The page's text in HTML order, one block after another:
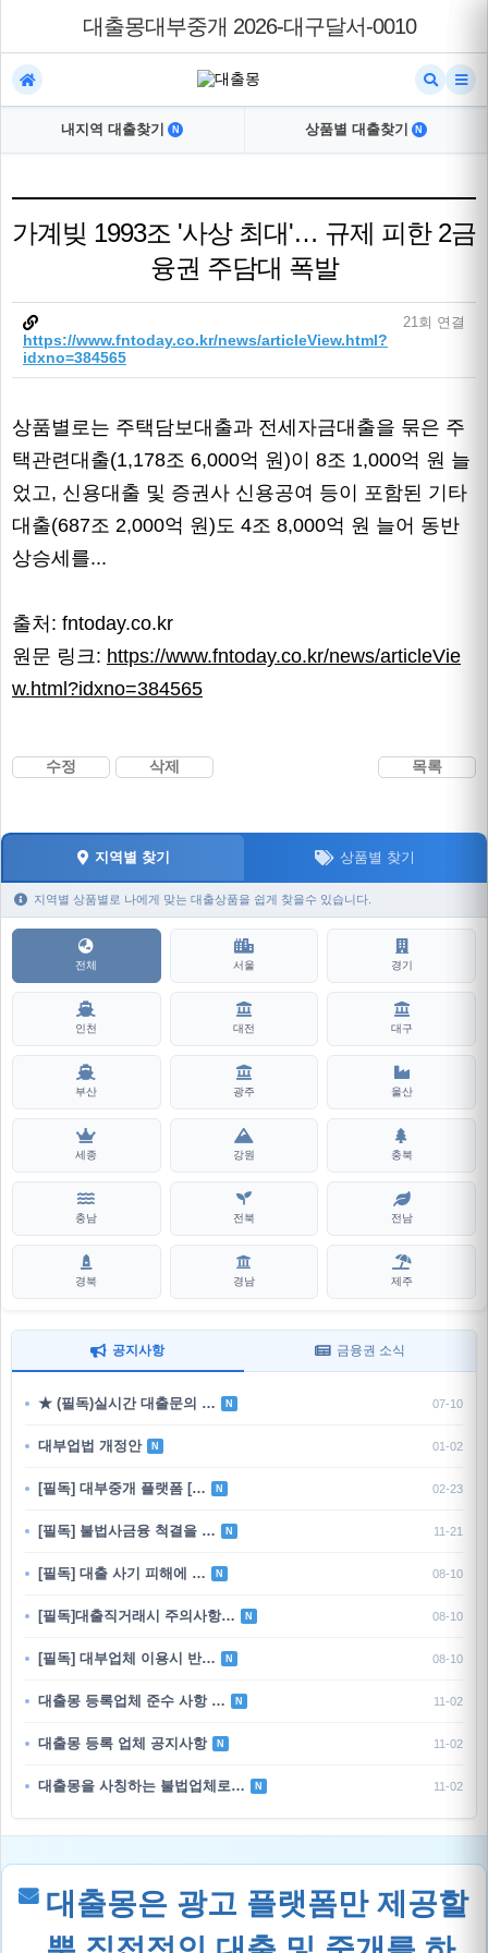
대출몽대부중개 2026-대구달서-0010
내지역 대출찾기 N 상품별 대출찾기 N
가계빚 1993조 '사상 최대'… 규제 피한 2금
융권 주담대 폭발
https://www.fntoday.co.kr/news/articleView.html?
idxno=384565
21회 연결
상품별로는 주택담보대출과 전세자금대출을 묶은 주
택관련대출(1,178조 6,000억 원)이 8조 1,000억 원 늘
었고, 신용대출 및 증권사 신용공여 등이 포함된 기타
대출(687조 2,000억 원)도 4조 8,000억 원 늘어 동반
상승세를...
출처: fntoday.co.kr
원문 링크: https://www.fntoday.co.kr/news/articleVie
w.html?idxno=384565
수정 삭제 목록
지역별 찾기 상품별 찾기
지역별 상품별로 나에게 맞는 대출상품을 쉽게 찾을수 있습니다.
전체 서울 경기
인천 대전 대구
부산 광주 울산
세종 강원 충북
충남 전북 전남
경북 경남 제주
공지사항 금융권 소식
★ (필독)실시간 대출문의 … N 07-10
대부업법 개정안 N 01-02
[필독] 대부중개 플랫폼 [… N 02-23
[필독] 불법사금융 척결을 … N 11-21
[필독] 대출 사기 피해에 … N 08-10
[필독]대출직거래시 주의사항… N 08-10
[필독] 대부업체 이용시 반… N 08-10
대출몽 등록업체 준수 사항 … N 11-02
대출몽 등록 업체 공지사항 N 11-02
대출몽을 사칭하는 불법업체로… N 11-02
대출몽은 광고 플랫폼만 제공할